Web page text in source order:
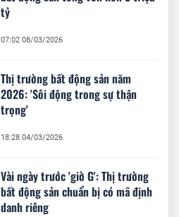
tỷ
07:02 08/03/2026
Thị trường bất động sản năm
2026: 'Sôi động trong sự thận
trọng'
18:28 04/03/2026
Vài ngày trước 'giờ G': Thị trường
bất động sản chuẩn bị có mã định
danh riêng